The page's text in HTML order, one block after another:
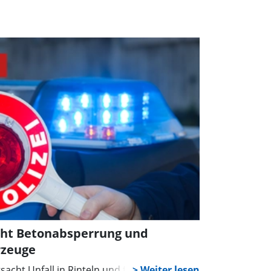
Betonabsperrung und